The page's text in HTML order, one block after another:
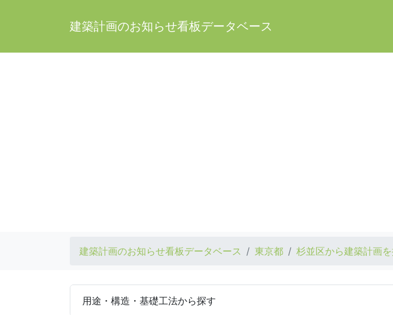
建築計画のお知らせ看板データベース
建築計画のお知らせ看板データベース 東京都 杉並区から建築計画
用途・構造・基礎工法から探す